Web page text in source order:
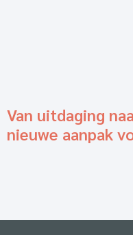
Van uitdaging
nieuwe aanpak